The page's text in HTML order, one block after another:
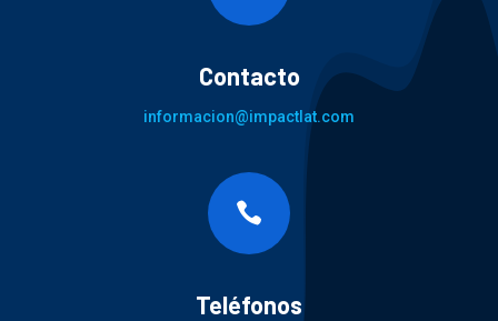
Contacto
informacion@impactlat.com

Teléfonos